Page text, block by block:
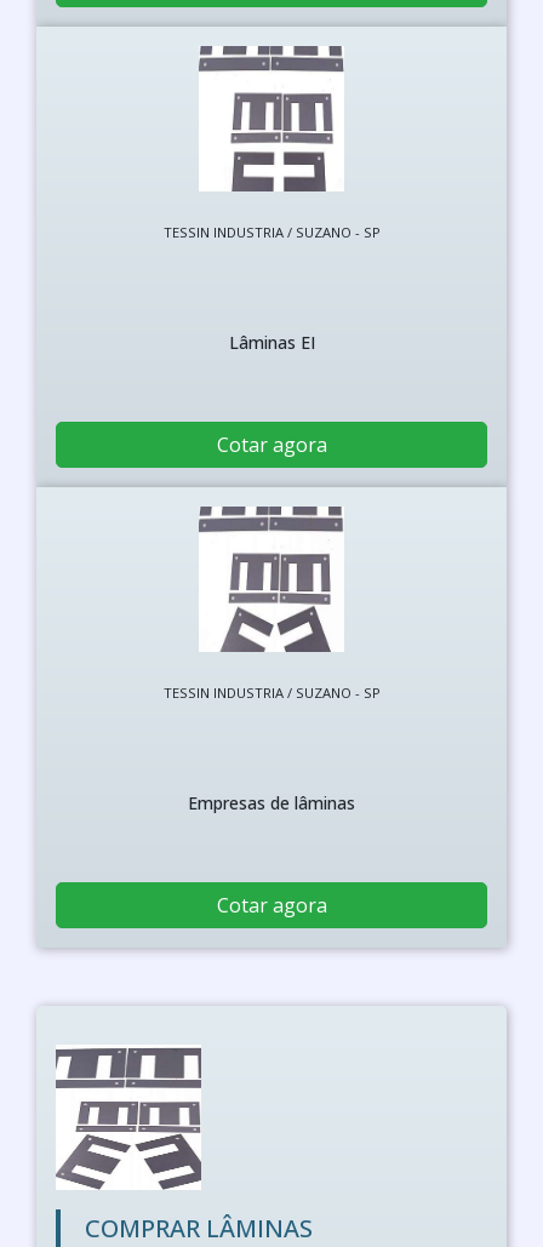
TESSIN INDUSTRIA / SUZANO - SP
Lâminas EI
Cotar agora
TESSIN INDUSTRIA / SUZANO - SP
Empresas de lâminas
Cotar agora
COMPRAR LÂMINAS